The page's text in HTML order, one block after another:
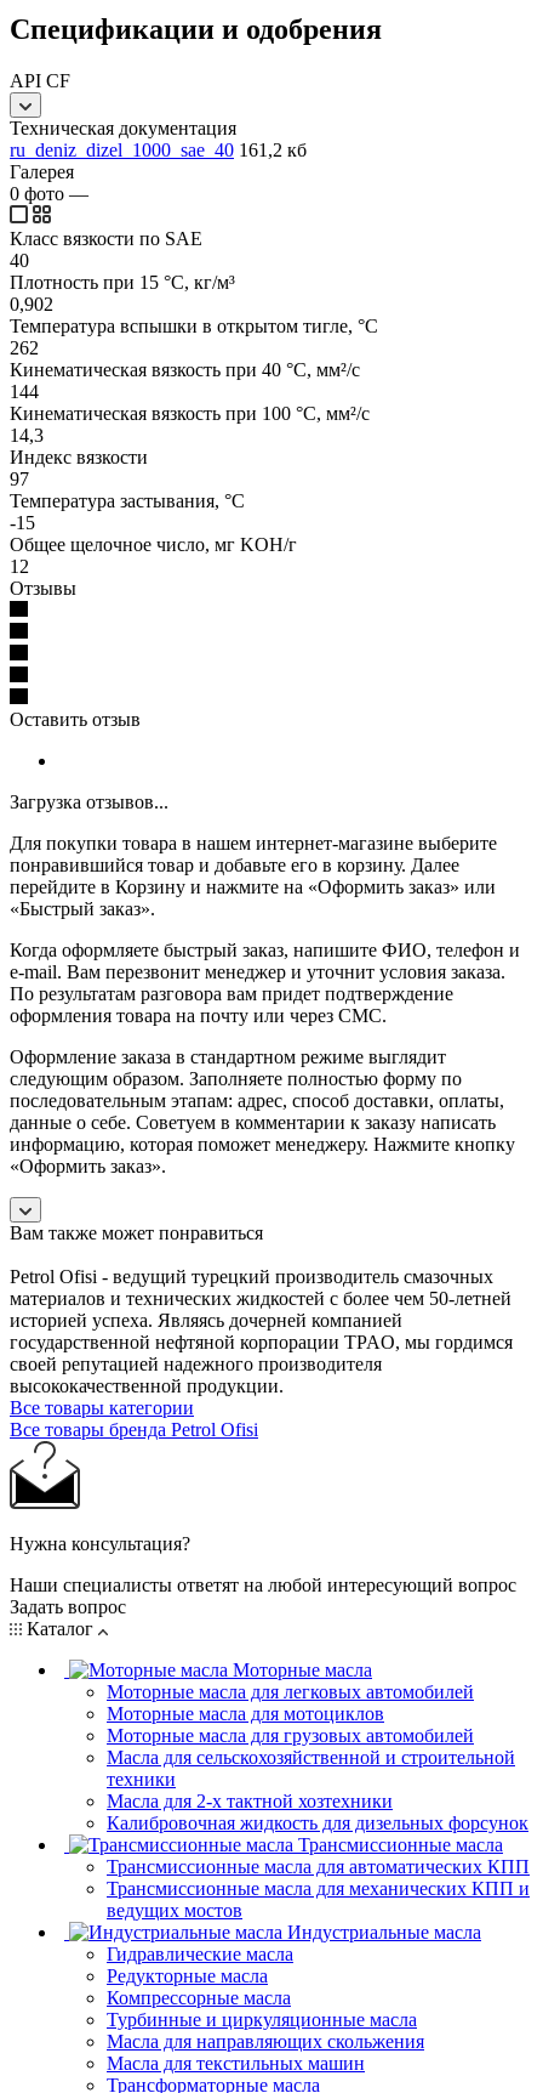
Спецификации и одобрения
API CF
Техническая документация
ru_deniz_dizel_1000_sae_40 161,2 кб
Галерея
0 фото —
Класс вязкости по SAE
40
Плотность при 15 °C, кг/м³
0,902
Температура вспышки в открытом тигле, °C
262
Кинематическая вязкость при 40 °C, мм²/с
144
Кинематическая вязкость при 100 °C, мм²/с
14,3
Индекс вязкости
97
Температура застывания, °C
-15
Общее щелочное число, мг KOH/г
12
Отзывы
Оставить отзыв
Загрузка отзывов...
Для покупки товара в нашем интернет-магазине выберите
понравившийся товар и добавьте его в корзину. Далее
перейдите в Корзину и нажмите на «Оформить заказ» или
«Быстрый заказ».
Когда оформляете быстрый заказ, напишите ФИО, телефон и
e-mail. Вам перезвонит менеджер и уточнит условия заказа.
По результатам разговора вам придет подтверждение
оформления товара на почту или через СМС.
Оформление заказа в стандартном режиме выглядит
следующим образом. Заполняете полностью форму по
последовательным этапам: адрес, способ доставки, оплаты,
данные о себе. Советуем в комментарии к заказу написать
информацию, которая поможет менеджеру. Нажмите кнопку
«Оформить заказ».
Вам также может понравиться
Petrol Ofisi - ведущий турецкий производитель смазочных
материалов и технических жидкостей с более чем 50-летней
историей успеха. Являясь дочерней компанией
государственной нефтяной корпорации TPAO, мы гордимся
своей репутацией надежного производителя
высококачественной продукции.
Все товары категории
Все товары бренда Petrol Ofisi
Нужна консультация?
Наши специалисты ответят на любой интересующий вопрос
Задать вопрос
Каталог
Моторные масла
Моторные масла для легковых автомобилей
Моторные масла для мотоциклов
Моторные масла для грузовых автомобилей
Масла для сельскохозяйственной и строительной
техники
Масла для 2-х тактной хозтехники
Калибровочная жидкость для дизельных форсунок
Трансмиссионные масла
Трансмиссионные масла для автоматических КПП
Трансмиссионные масла для механических КПП и
ведущих мостов
Индустриальные масла
Гидравлические масла
Редукторные масла
Компрессорные масла
Турбинные и циркуляционные масла
Масла для направляющих скольжения
Масла для текстильных машин
Трансформаторные масла